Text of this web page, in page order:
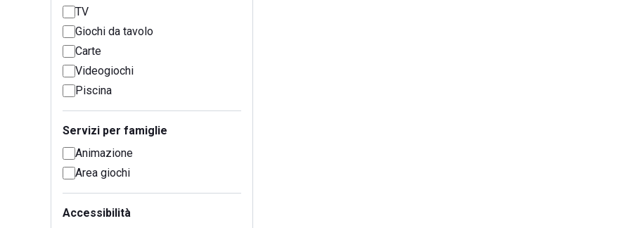
TV
Giochi da tavolo
Carte
Videogiochi
Piscina
Servizi per famiglie
Animazione
Area giochi
Accessibilità